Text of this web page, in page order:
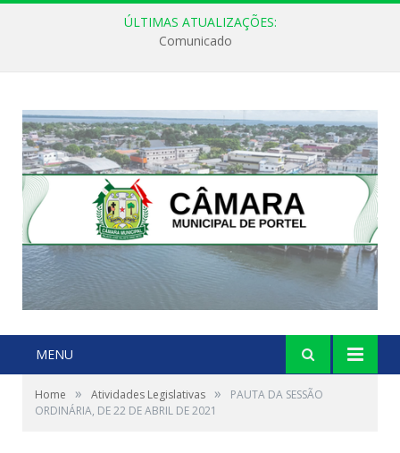
ÚLTIMAS ATUALIZAÇÕES:
Comunicado
MENU
Home » Atividades Legislativas »
PAUTA DA SESSÃO
ORDINÁRIA, DE 22 DE ABRIL DE 2021